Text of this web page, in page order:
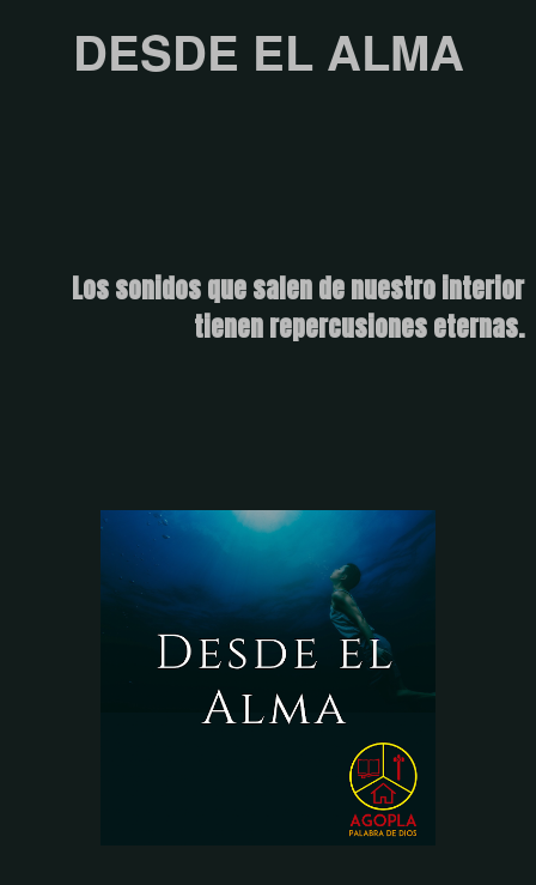
DESDE EL ALMA
Los sonidos que salen de nuestro interior
tienen repercusiones eternas.